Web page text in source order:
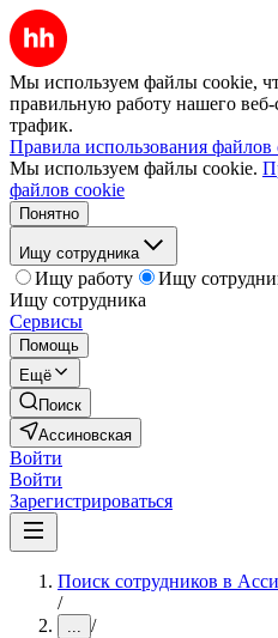
Мы используем файлы cookie,
правильную работу нашего веб-
трафик.
Правила использования файлов
Мы используем файлы cookie.
файлов cookie
Понятно
Ищу сотрудника
Ищу работу
Ищу
Ищу сотрудника
Сервисы
Помощь
Ещё
Поиск
Ассиновская
Войти
Войти
Зарегистрироваться
Поиск сотрудников в
/
... /